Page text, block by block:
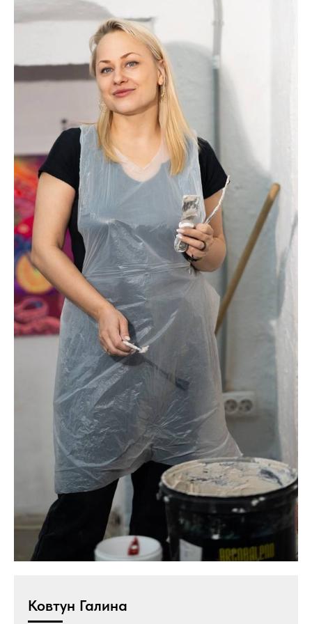
Ковтун Галина